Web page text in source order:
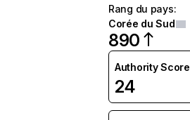
Rang du pays:
Corée du Sud
890
Authority Score
24